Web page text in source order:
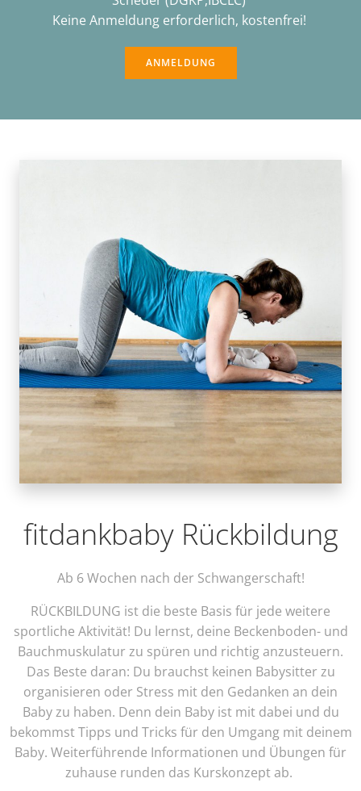
Keine Anmeldung erforderlich, kostenfrei!
ANMELDUNG
fitdankbaby Rückbildung
Ab 6 Wochen nach der Schwangerschaft!
RÜCKBILDUNG ist die beste Basis für jede weitere
sportliche Aktivität! Du lernst, deine Beckenboden- und
Bauchmuskulatur zu spüren und richtig anzusteuern.
Das Beste daran: Du brauchst keinen Babysitter zu
organisieren oder Stress mit den Gedanken an dein
Baby zu haben. Denn dein Baby ist mit dabei und du
bekommst Tipps und Tricks für den Umgang mit deinem
Baby. Weiterführende Informationen und Übungen für
zuhause runden das Kurskonzept ab.